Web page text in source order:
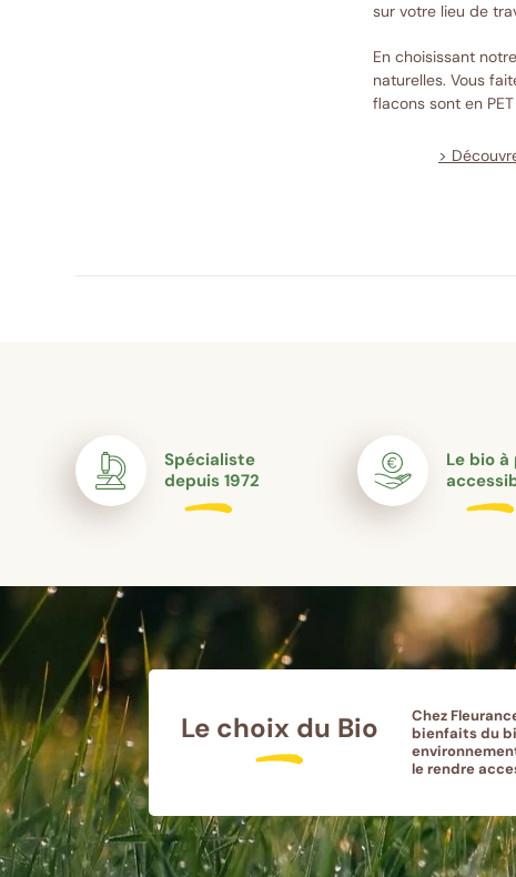
sur votre lieu de
En choisissant
naturelles. Vous
flacons sont en
>
Spécialiste
depuis 1972
Le bio à
Le choix du Bio
Chez
bienfaits du
le rendre